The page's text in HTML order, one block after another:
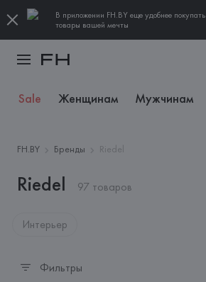
В приложении FH.BY еще удобнее покупать
товары вашей мечты
Sale Женщинам Мужчинам
FH.BY Бренды Riedel
Riedel 97 товаров
Интерьер
Фильтры